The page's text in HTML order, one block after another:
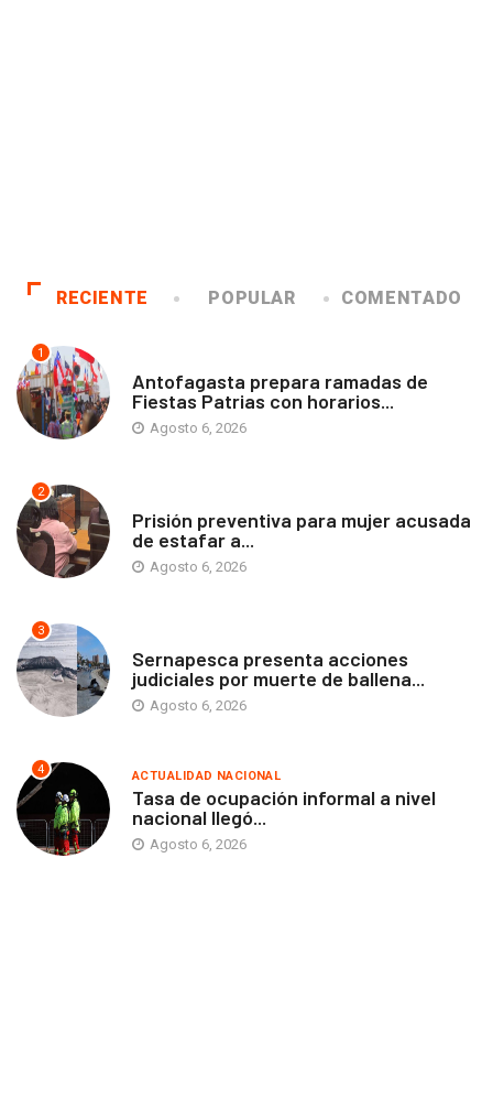
RECIENTE POPULAR COMENTADO
1
Antofagasta prepara ramadas de
Fiestas Patrias con horarios...
Agosto 6, 2026
2
Prisión preventiva para mujer acusada
de estafar a...
Agosto 6, 2026
3
Sernapesca presenta acciones
judiciales por muerte de ballena...
Agosto 6, 2026
4 ACTUALIDAD NACIONAL
Tasa de ocupación informal a nivel
nacional llegó...
Agosto 6, 2026